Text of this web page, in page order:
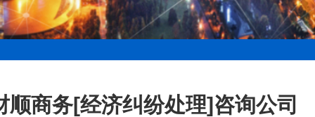
顺商务[经济纠纷处理]咨询公司